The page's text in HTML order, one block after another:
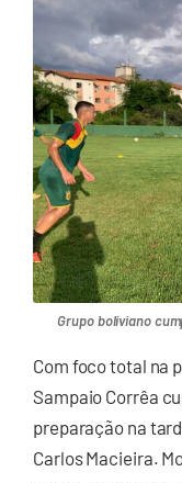
Grupo boliviano
Com foco total na
Sampaio Corrêa
preparação na
Carlos Macieira.